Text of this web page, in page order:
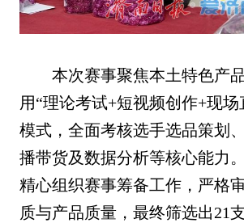
本次赛事聚焦本土特色产品
用“理论考试+短视频创作+现
模式，全面考核选手选品策划
播带货及数据分析等核心能力
精心组织赛事筹备工作，严格
质与产品质量，最终筛选出21